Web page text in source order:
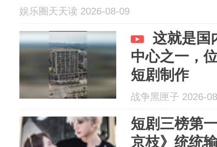
娱乐圈天天读 2026-08-09
这就是国
中心之一，
短剧制作
战争黑匣子 2026-
短剧三榜第
京枝》统统